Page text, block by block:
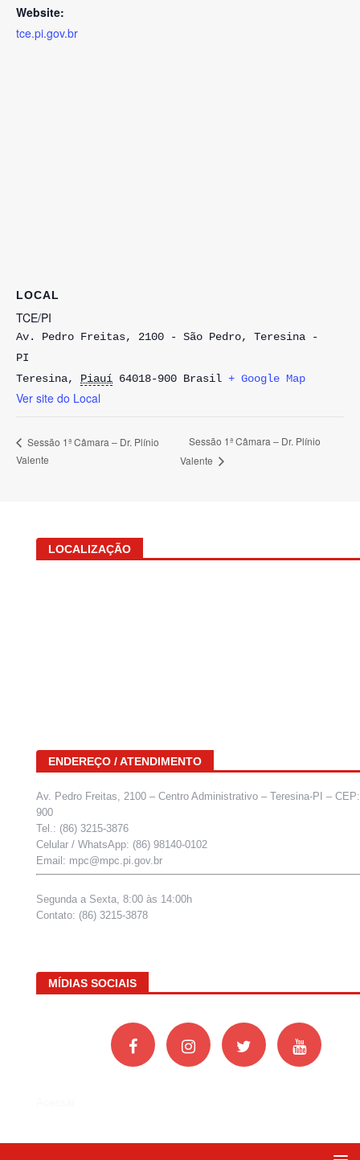
Website:
tce.pi.gov.br
LOCAL
TCE/PI
Av. Pedro Freitas, 2100 - São Pedro, Teresina -
PI
Teresina, Piauí 64018-900 Brasil + Google Map
Ver site do Local
Sessão 1ª Câmara – Dr. Plínio
Valente
Sessão 1ª Câmara – Dr. Plínio
Valente
LOCALIZAÇÃO
ENDEREÇO / ATENDIMENTO
Av. Pedro Freitas, 2100 – Centro Administrativo – Teresina-PI –
900
Tel.: (86) 3215-3876
Celular / WhatsApp: (86) 98140-0102
Email: mpc@mpc.pi.gov.br
Segunda a Sexta, 8:00 às 14:00h
Contato: (86) 3215-3878
MÍDIAS SOCIAIS